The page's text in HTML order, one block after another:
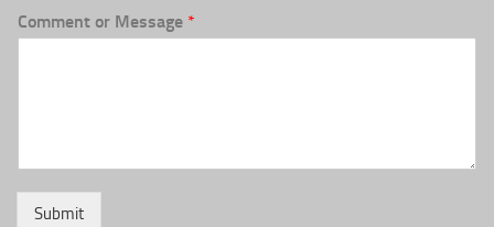
Comment or Message *
Submit